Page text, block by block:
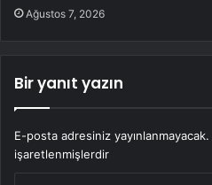
Ağustos 7, 2026
Bir yanıt yazın
E-posta adresiniz yayınlanmayacak.
işaretlenmişlerdir